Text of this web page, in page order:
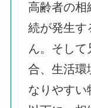
高齢者の相
続が発生す
ん。そし
合、生活環
なりやすい